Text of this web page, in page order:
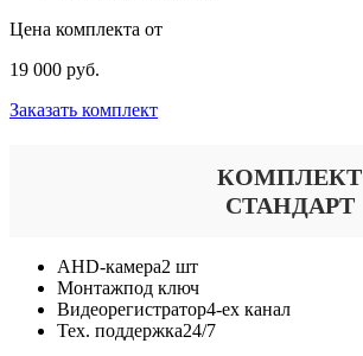
Цена комплекта от
19 000 руб.
Заказать комплект
КОМПЛЕКТ
СТАНДАРТ
AHD-камера2 шт
Монтажпод ключ
Видеорегистратор4-ех канал
Тех. поддержка24/7